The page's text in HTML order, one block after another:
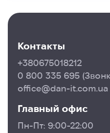
Контакты
+380675018212
0 800 335 695
office@dan-it.com.ua
Главный офис
Пн-Пт: 9:00-22:00